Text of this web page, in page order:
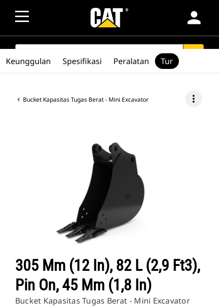
person
SEARCH
Bucket Kapasitas Tugas Berat - Mini Excavator more_vert
305 Mm (12 In), 82 L (2,9 Ft3),
Pin On, 45 Mm (1,8 In)
Bucket Kapasitas Tugas Berat - Mini Excavator
Keunggulan Spesifikasi Peralatan Tur